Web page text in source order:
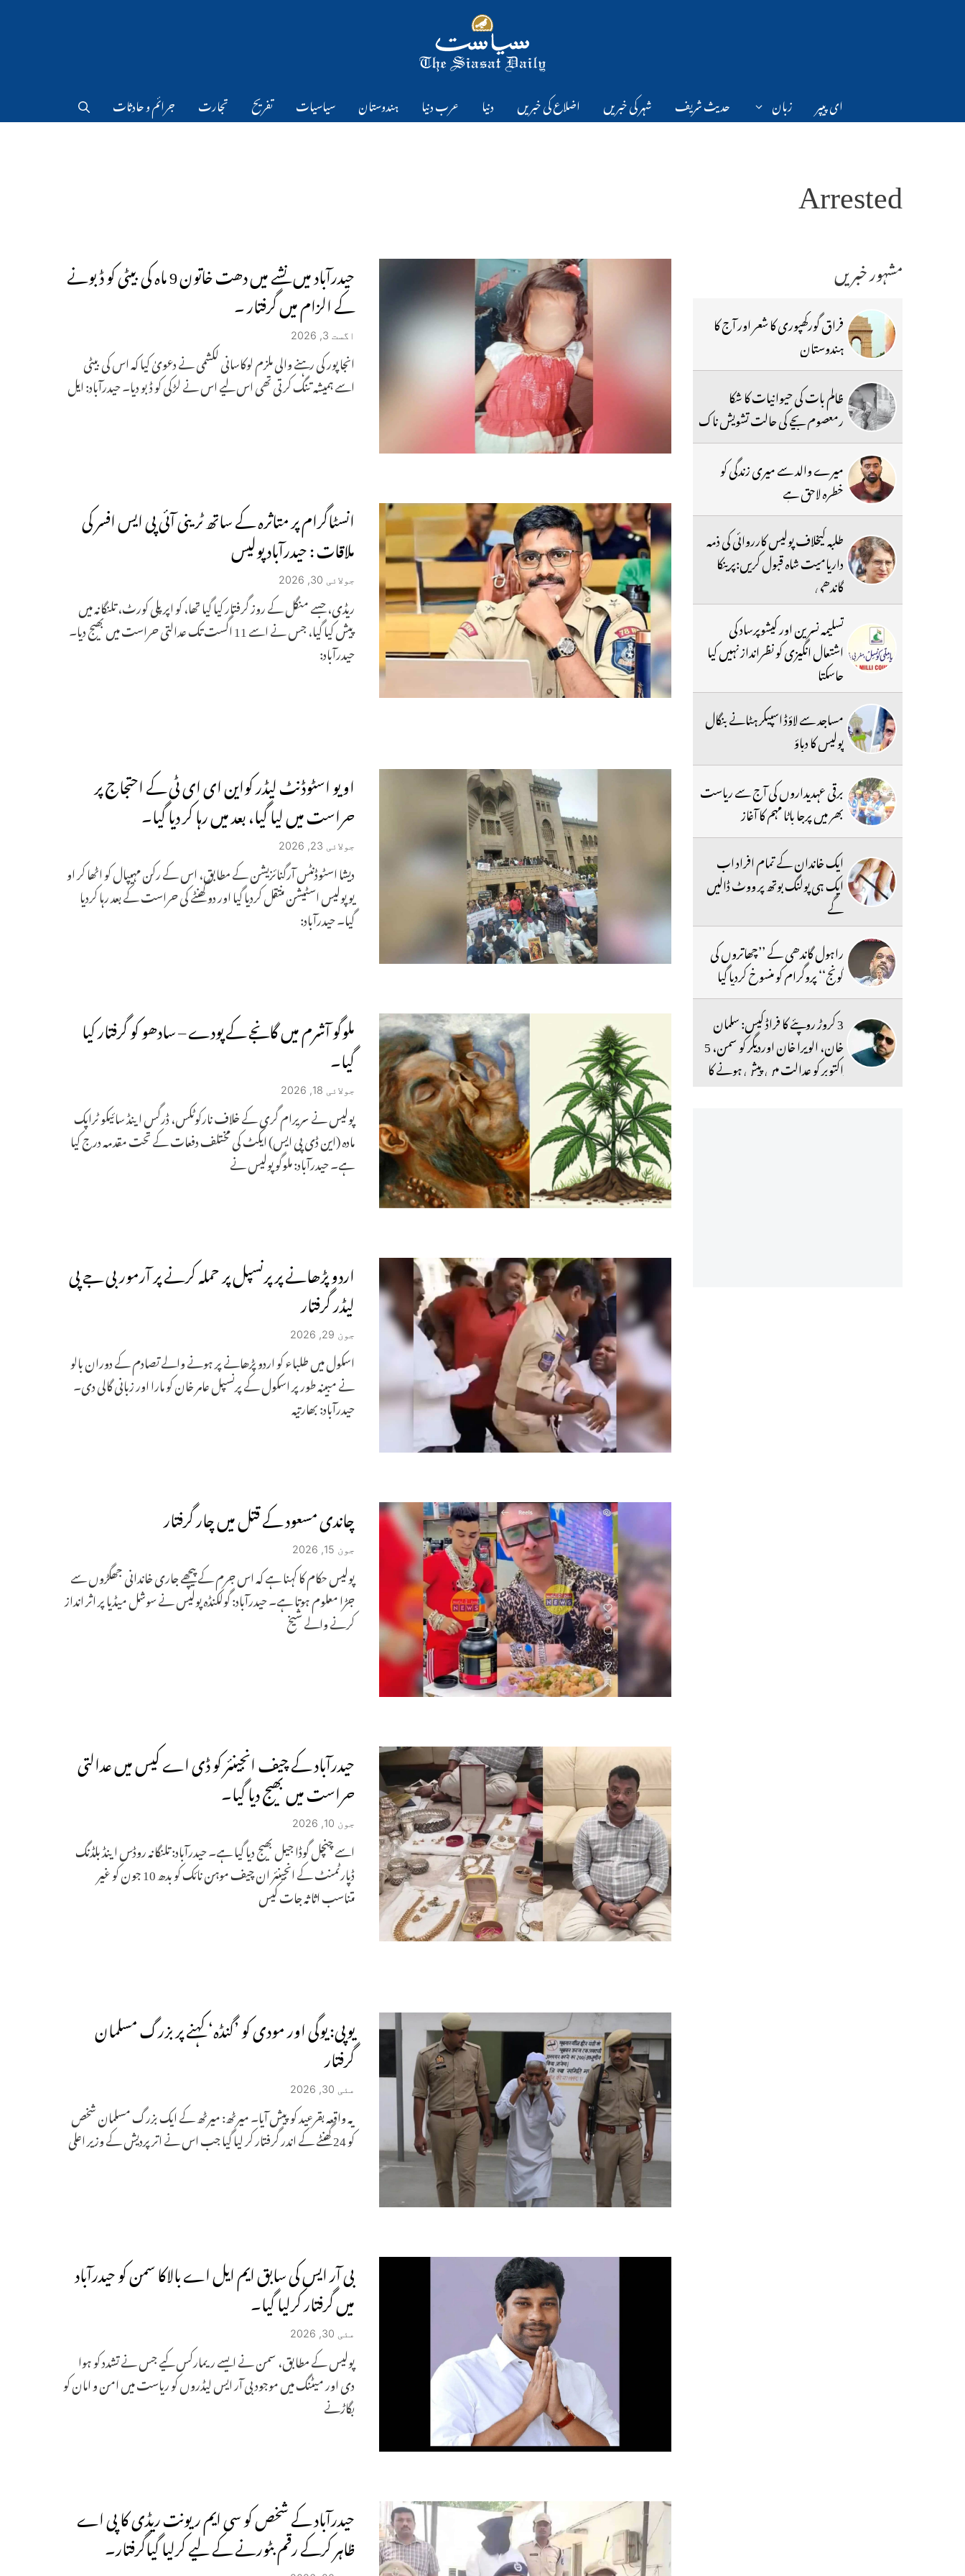
ای پیپر زبان حدیث شریف شہر کی خبریں اضلاع کی خبریں دنیا عرب دنیا ہندوستان سیاسیات تفریح تجارت جرائم و حادثات
Arrested
حیدرآباد میں نشے میں دھت خاتون 9 ماہ کی بیٹی کو ڈبونے
کے الزام میں گرفتار ۔
اگست 3, 2026
انجا پور کی رہنے والی ملزم لوکاسانی لکشمی نے دعویٰ کیا کہ اس کی بیٹی
اسے ہمیشہ تنگ کرتی تھی اس لیے اس نے لڑکی کو ڈبو دیا۔ حیدرآباد: ایل
انسٹاگرام پر متاثرہ کے ساتھ ٹرینی آئی پی ایس افسر کی
ملاقات : حیدرآباد پولیس
جولائی 30, 2026
ریڈی، جسے منگل کے روز گرفتار کیا گیا تھا، کو اپر پلی کورٹ، تلنگانہ میں
پیش کیا گیا، جس نے اسے 11 اگست تک عدالتی حراست میں بھیج دیا۔
حیدرآباد:
او یو اسٹوڈنٹ لیڈر کواین ای ای ٹی کے احتجاج پر
حراست میں لیا گیا، بعد میں رہا کر دیا گیا۔
جولائی 23, 2026
دیشا اسٹوڈنٹس آرگنائزیشن کے مطابق، اس کے رکن مہیپال کو اٹھا کر او
یو پولیس اسٹیشن منتقل کردیا گیا اور دو گھنٹے کی حراست کے بعد رہا کردیا
گیا۔ حیدرآباد:
ملوگو آشرم میں گانجے کے پودے – سادھو کو گرفتار کیا
گیا۔
جولائی 18, 2026
پولیس نے سریرام گری کے خلاف نارکوٹکس، ڈرگس اینڈ سائیکو ٹراپک
مادہ (این ڈی پی ایس) ایکٹ کی مختلف دفعات کے تحت مقدمہ درج کیا
ہے۔ حیدرآباد: ملوگو پولیس نے
اردو پڑھانے پر پرنسپل پر حملہ کرنے پر آرمور بی جے پی
لیڈر گرفتار
جون 29, 2026
اسکول میں طلباء کو اردو پڑھانے پر ہونے والے تصادم کے دوران بالو
نے مبینہ طور پر اسکول کے پرنسپل عامر خان کو مارا اور زبانی گالی دی۔
حیدرآباد: بھارتیہ
چاندی مسعود کے قتل میں چار گرفتار
جون 15, 2026
پولیس حکام کا کہنا ہے کہ اس جرم کے پیچھے جاری خاندانی جھگڑوں سے
جڑا معلوم ہوتا ہے۔ حیدرآباد: گولکنڈہ پولیس نے سوشل میڈیا پر اثر انداز
کرنے والے شیخ
حیدرآباد کے چیف انجینئر کو ڈی اے کیس میں عدالتی
حراست میں بھیج دیا گیا۔
جون 10, 2026
اسے چنچل گوڈا جیل بھیج دیا گیا ہے۔ حیدرآباد: تلنگانہ روڈس اینڈ بلڈنگ
ڈپارٹمنٹ کے انجینئر ان چیف موہن نائک کو بدھ 10 جون کو غیر
متناسب اثاثہ جات کیس
یوپی: یوگی اور مودی کو ’گنڈہ‘ کہنے پر بزرگ مسلمان
گرفتار
مئی 30, 2026
یہ واقعہ بقرعید کو پیش آیا۔ میرٹھ: میرٹھ کے ایک بزرگ مسلمان شخص
کو 24 گھنٹے کے اندر گرفتار کر لیا گیا جب اس نے اتر پردیش کے وزیر اعلی
بی آر ایس کی سابق ایم ایل اے بالاکا سمن کو حیدرآباد
میں گرفتار کرلیا گیا۔
مئی 30, 2026
پولیس کے مطابق، سمن نے ایسے ریمارکس کیے جس نے تشدد کو ہوا
دی اور میٹنگ میں موجود بی آر ایس لیڈروں کو ریاست میں امن و امان کو
بگاڑنے
حیدرآباد کے شخص کو سی ایم ریونت ریڈی کا پی اے
ظاہر کرکے رقم بٹورنے کے لیے کرلیا گیاگرفتار۔
مشہور خبریں
فراق گورکھپوری کا شعر اور آج کا
ہندوستان
ظالم بات کی حیوانیات کا شکا
رمعصوم بچے کی حالت تشویش ناک
میرے والد سے میری زندگی کو
خطرہ لاحق ہے
طلبہ کیخلاف پولیس کارروائی کی ذمہ
داریامیت شاہ قبول کریں:پرینکا
گاندھی
تسلیمہ نسرین اور کیشوپرساد کی
اشتعال انگیزی کو نظرانداز نہیں کیا
جاسکتا
مساجد سے لاؤڈ اسپیکر ہٹانے بنگال
پولیس کا دباؤ
برقی عہدیداروں کی آج سے ریاست
بھر میں پرجا باٹا مہم کا آغاز
ایک خاندان کے تمام افراد اب
ایک ہی پولنگ بوتھ پر ووٹ ڈالیں
گے
راہول گاندھی کے ’’چھاتروں کی
گونج‘‘ پروگرام کو منسوخ کردیا گیا
3 کروڑ روپئے کا فراڈ کیس: سلمان
خان، الویرا خان اوردیگر کو سمن، 5
اکتوبر کو عدالت میں پیش ہونے کا